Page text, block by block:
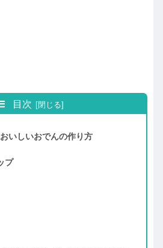
目次
いしいおでんの作り方
プ